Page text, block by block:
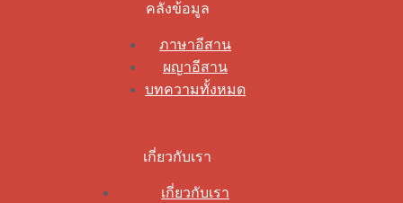
คลังข้อมูล
ภาษาอีสาน
ผญาอีสาน
บทความทั้งหมด
เกี่ยวกับเรา
เกี่ยวกับเรา